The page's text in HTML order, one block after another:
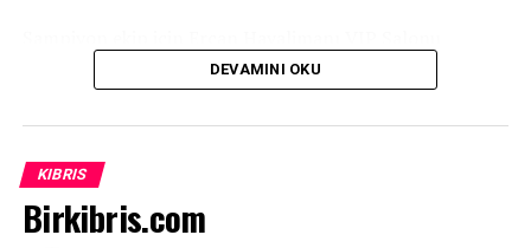
insanlarımızı, sivil toplum örgütlerimizi ve
gönüllülerimizi ATATÜRK Mesleki Eğitim Merkezi
Birçok Meslek Dalında Eğitim Verilecek
Tamamlanmasının ardından ATATÜRK Mesleki Eğitim
önünde coşkulu bir karşılama düzenlendi.
Futbolseverlerin ve sporcuların ailelerinin yoğun katılım
gösterdiği bu tarihi anlar, canlı yayınla ekranlara
DEVAMINI OKU
KIBRIS
Birkibris.com